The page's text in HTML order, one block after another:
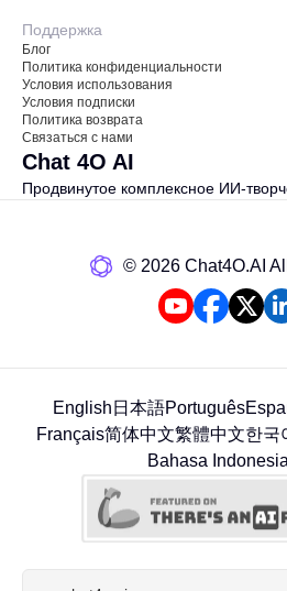
Поддержка
Блог
Политика конфиденциальности
Условия использования
Условия подписки
Политика возврата
Связаться с нами
Chat 4O AI
Продвинутое комплексное ИИ-
©️ 2026 Chat4O.AI
English 日本語Português
Français简体中文繁體中文한국
Bahasa Indonesia